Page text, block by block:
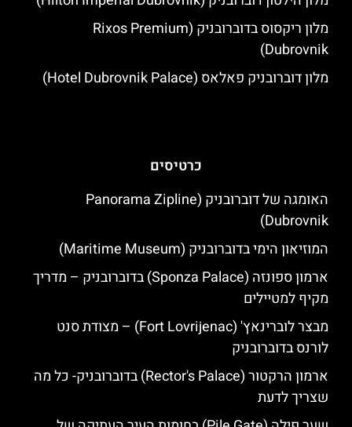
מלון ריקסוס בדוברובניק (Rixos Premium
Dubrovnik)
מלון דוברובניק פאלאס (Hotel Dubrovnik Palace)
כרטיסים
האומגה של דוברובניק (Panorama Zipline
Dubrovnik)
המוזיאון הימי בדוברובניק (Maritime Museum)
ארמון ספונזה (Sponza Palace) בדוברובניק – מדריך
מקיף למטיילים
מבצר לוברינאץ' (Fort Lovrijenac) – מצודת סנט
לורנס בדוברובניק
ארמון הרקטור (Rector's Palace) בדוברובניק- כל מה
שצריך לדעת